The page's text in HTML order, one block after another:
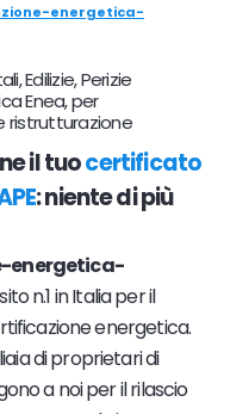
energetica-
Edilizie, Perizie
Enea, per
ristrutturazione
il tuocertificato
: niente di più
energetica-
n.1 in Italia per il
energetica.
di proprietari di
a noi per il rilascio